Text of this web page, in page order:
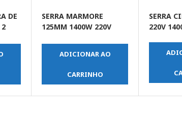
DE
2
SERRA MARMORE
125MM 1400W 220V
ADICIONAR AO
CARRINHO
SERRA
220V